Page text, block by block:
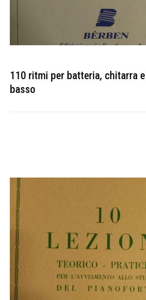
110 ritmi per batteria, chitarra
basso